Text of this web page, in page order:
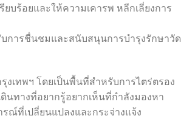
บร้อยและให้ความเคารพ หลีกเลี่ยงการ
บการชื่นชมและสนับสนุนการบำรุงรักษาวัด
เทพฯ โดยเป็นพื้นที่สำหรับการไตร่ตรอง
ทางที่อยากรู้อยากเห็นที่กำลังมองหา
ณ์ที่เปลี่ยนแปลงและกระจ่างแจ้ง